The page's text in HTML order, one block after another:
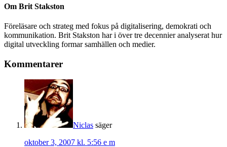
Om Brit Stakston
Föreläsare och strateg med fokus på digitalisering, demokrati och
kommunikation. Brit Stakston har i över tre decennier analyserat hur
digital utveckling formar samhällen och medier.
Kommentarer
Niclas säger
oktober 3, 2007 kl. 5:56 e m